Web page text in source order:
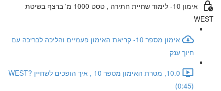
אימון 10- לימוד שחיית חתירה , טסט 1000 מ' ברצף בשיטת
WEST
אימון מספר 10- קריאת האימון פעמיים והליכה לבריכה עם
חיוך ענק
10.0, מטרת האימון מספר 10 , איך הופכים לשחיין WEST?
(0:45)